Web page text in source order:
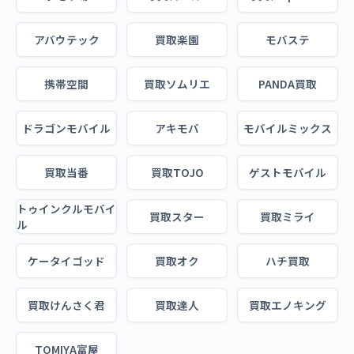
アバウテック 買取楽園 モバステ
携帯空間 買取ソムリエ PANDA買取
ドラゴンモバイル アキモバ モバイルミックス
買取当番 買取TOJO ゲストモバイル
トゥインクルモバイ
ル
買取スター 買取ミライ
ケータイゴッド 買取オク ハチ買取
買取けんさく君 買取達人 買取エノキング
TOMIYA富屋